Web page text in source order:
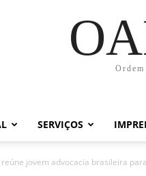
SERVIÇOS
reúne jovem advocacia brasileira